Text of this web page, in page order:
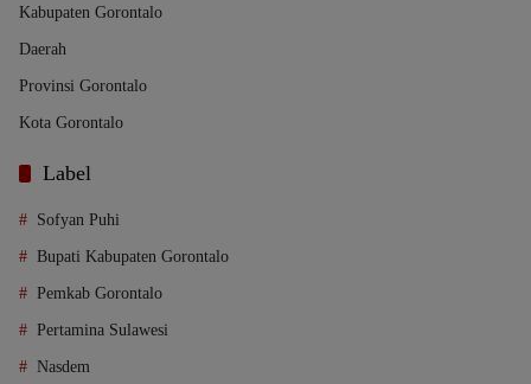
Kabupaten Gorontalo
Daerah
Provinsi Gorontalo
Kota Gorontalo
Label
Sofyan Puhi
Bupati Kabupaten Gorontalo
Pemkab Gorontalo
Pertamina Sulawesi
Nasdem